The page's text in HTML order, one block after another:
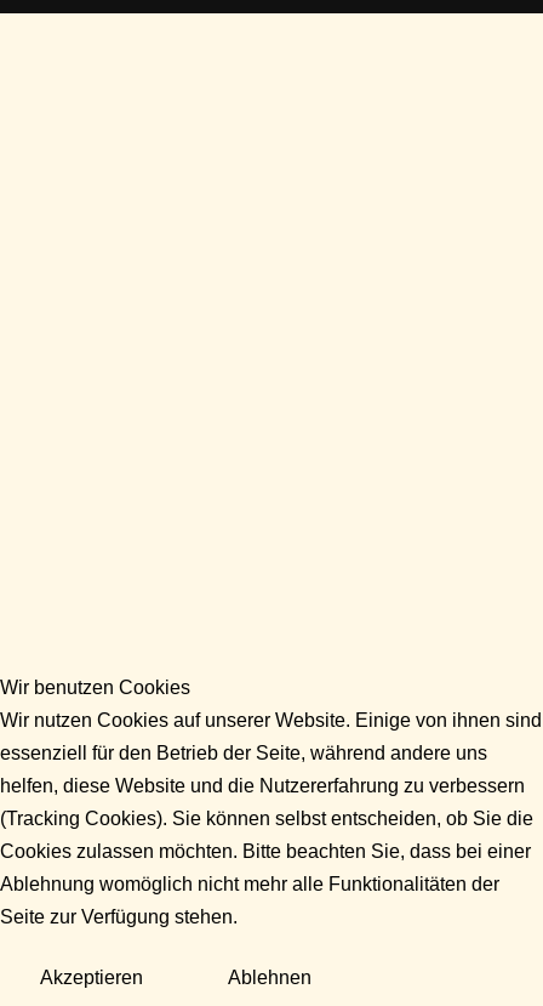
Wir benutzen Cookies
Wir nutzen Cookies auf unserer Website. Einige von ihnen sind
essenziell für den Betrieb der Seite, während andere uns
helfen, diese Website und die Nutzererfahrung zu verbessern
(Tracking Cookies). Sie können selbst entscheiden, ob Sie die
Cookies zulassen möchten. Bitte beachten Sie, dass bei einer
Ablehnung womöglich nicht mehr alle Funktionalitäten der
Seite zur Verfügung stehen.
Akzeptieren Ablehnen